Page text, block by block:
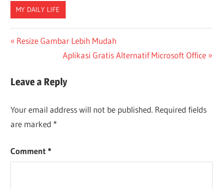
MY DAILY LIFE
Post
navigation
Previous
Resize Gambar Lebih Mudah
Next
Aplikasi Gratis Alternatif Microsoft Office
Leave a Reply
Your email address will not be published. Required fields
are marked *
Comment*